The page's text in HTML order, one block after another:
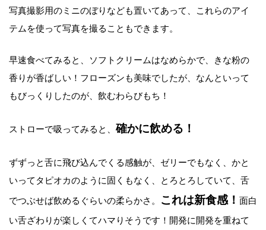
写真撮影用のミニのぼりなども置いてあって、これらのアイ
テムを使って写真を撮ることもできます。
早速食べてみると、ソフトクリームはなめらかで、きな粉の
香りが香ばしい！フローズンも美味でしたが、なんといって
もびっくりしたのが、飲むわらびもち！
ストローで吸ってみると、確かに飲める！
ずずっと舌に飛び込んでくる感触が、ゼリーでもなく、かと
いってタピオカのように固くもなく、とろとろしていて、舌
でつぶせば飲めるぐらいの柔らかさ。 これは新食感！ 面白
い舌ざわりが楽しくてハマりそうです！開発に開発を重ねて